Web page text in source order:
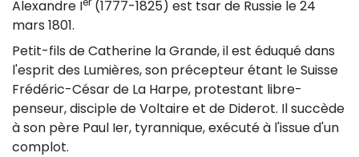
Description
Alexandre I
(1777-1825) est tsar de Russie le 24
mars 1801.
Petit-fils de Catherine la Grande, il est éduqué dans
l'esprit des Lumières, son précepteur étant le Suisse
Frédéric-César de La Harpe, protestant libre-
penseur, disciple de Voltaire et de Diderot. Il succède
à son père Paul Ier, tyrannique, exécuté à l'issue d'un
complot.